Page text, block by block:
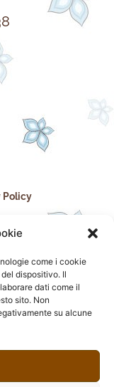
come i cookie
dispositivo. Il
dati come il
sito. Non
su alcune
Policy
F